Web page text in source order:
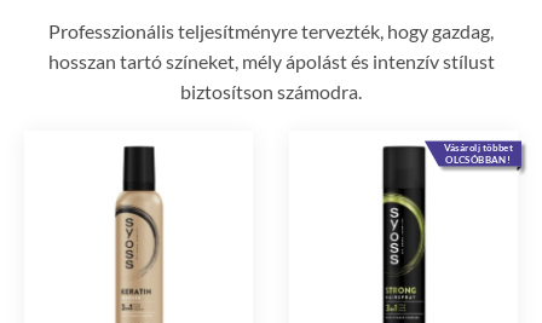
Professzionális teljesítményre tervezték, hogy gazdag,
hosszan tartó színeket, mély ápolást és intenzív stílust
biztosítson számodra.
Vásárolj többet
OLCSÓBBAN!